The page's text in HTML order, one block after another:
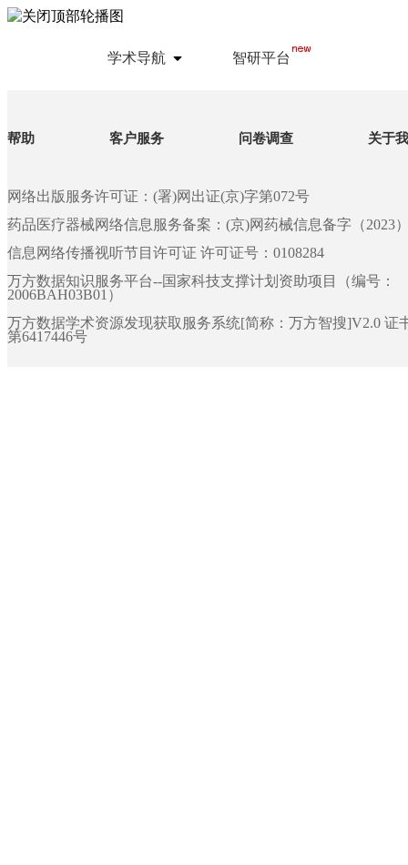
学术导航 智研平台
帮助 客户服务 问卷调查 关于
网络出版服务许可证：(署)网出证(京)字第072号
药品医疗器械网络信息服务备案：(京)网药械信息备字（2023
信息网络传播视听节目许可证 许可证号：0108284
万方数据知识服务平台--国家科技支撑计划资助项目（编号：
2006BAH03B01）
万方数据学术资源发现获取服务系统[简称：万方智搜]V2.0 证
第6417446号